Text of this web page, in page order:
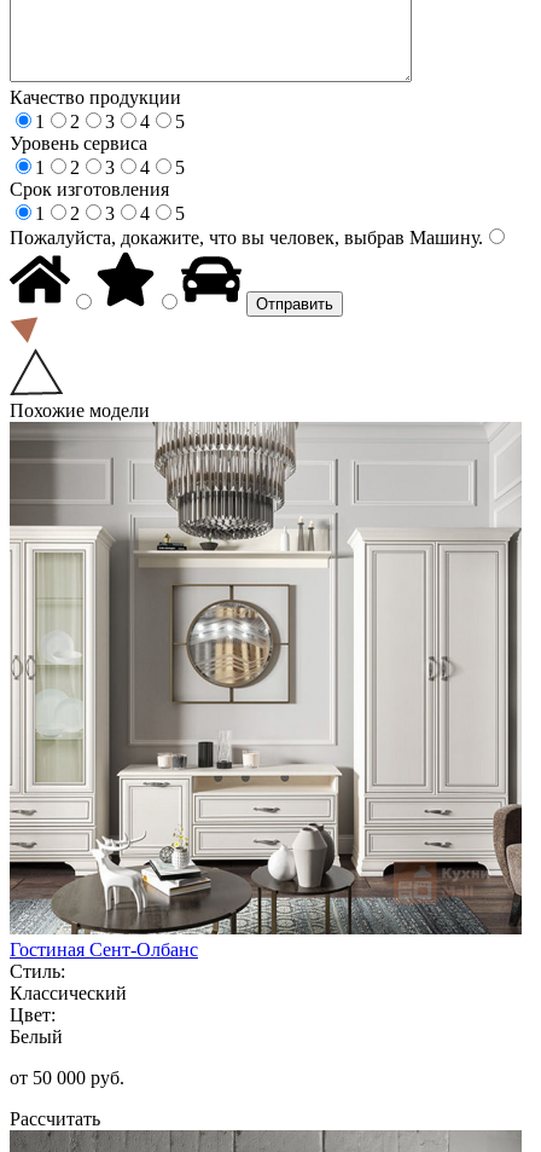
Качество продукции
1
2 3 4
5
Уровень сервиса
1
2 3 4
5
Срок изготовления
1
2 3 4
5
Пожалуйста, докажите, что вы человек, выбрав Машину.
Похожие модели
Гостиная Сент-Олбанс
Стиль:
Классический
Цвет:
Белый
от 50 000 руб.
Рассчитать